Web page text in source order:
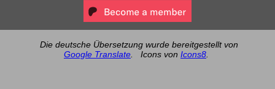
Die deutsche Übersetzung wurde bereitgestellt von
Google Translate
Icons von Icons8